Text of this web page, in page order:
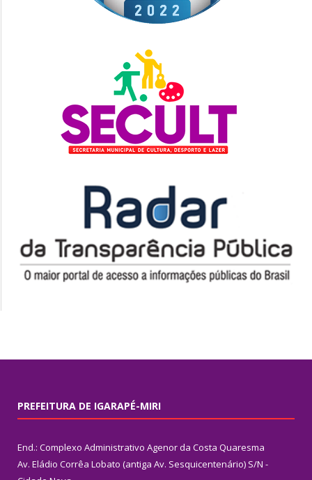
PREFEITURA DE IGARAPÉ-MIRI
End.: Complexo Administrativo Agenor da Costa Quaresma
Av. Eládio Corrêa Lobato (antiga Av. Sesquicentenário) S/N -